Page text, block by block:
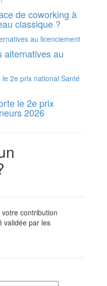
de coworking à
classique ?
alternatives au
le 2e prix
2026
contribution
validée par les